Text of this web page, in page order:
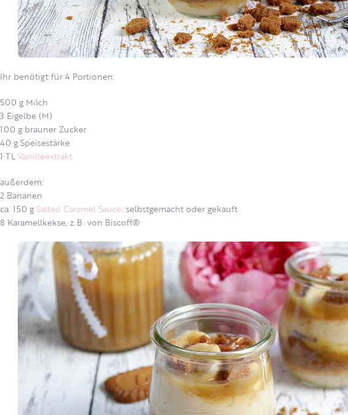
Ihr benötigt für 4 Portionen:
500 g Milch
3 Eigelbe (M)
100 g brauner Zucker
40 g Speisestärke
1 TLVanilleextrakt
außerdem:
2 Bananen
ca. 150 gSalted Caramel Sauce, selbstgemacht oder gekauft
8 Karamellkekse, z.B. von Biscoff®